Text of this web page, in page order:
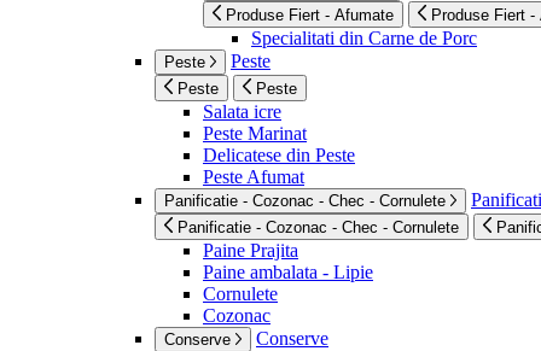
Produse Fiert - Afumate Produse Fiert -
Specialitati din Carne de Porc
Peste Peste
Peste Peste
Salata icre
Peste Marinat
Delicatese din Peste
Peste Afumat
Panificatie - Cozonac - Chec - Cornulete
Panificatie - Cozonac - Chec - Cornulete
Paine Prajita
Paine ambalata - Lipie
Cornulete
Cozonac
Conserve Conserve